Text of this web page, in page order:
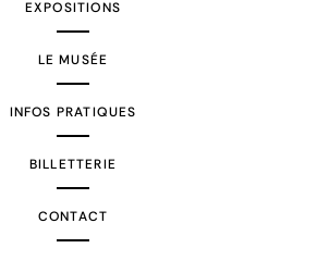
EXPOSITIONS
LE MUSÉE
INFOS PRATIQUES
BILLETTERIE
CONTACT